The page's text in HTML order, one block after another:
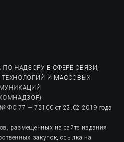
НАДЗОРУ В СФЕРЕ СВЯЗИ,
И МАССОВЫХ
ФС 77 — 75100 от 22.02.2019 года
размещенных на сайте издания
закупок, ссылка на